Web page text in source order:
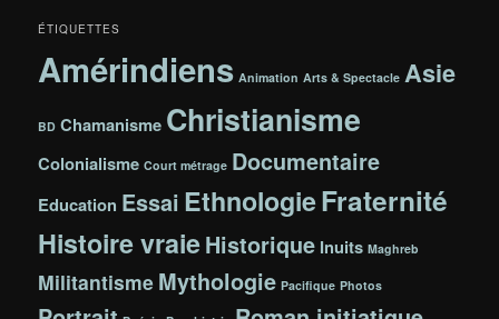
ÉTIQUETTES
Amérindiens Animation Arts & Spectacle Asie
BD Chamanisme Christianisme
Colonialisme Court métrage Documentaire
Education Essai EthnologieFraternité
Histoire vraieHistorique Inuits Maghreb
Militantisme Mythologie Pacifique Photos